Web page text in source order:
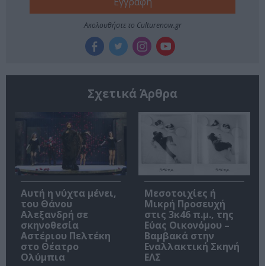
Ακολουθήστε το Culturenow.gr
Σχετικά Άρθρα
Αυτή η νύχτα μένει,
του Θάνου
Αλεξανδρή σε
σκηνοθεσία
Αστέριου Πελτέκη
στο Θέατρο
Ολύμπια
Μεσοτοιχίες ή
Μικρή Προσευχή
στις 3κ46 π.μ., της
Εύας Οικονόμου –
Βαμβακά στην
Εναλλακτική Σκηνή
ΕΛΣ